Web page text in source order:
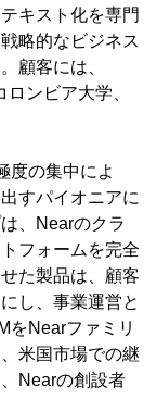
キスト化を専門
略的なビジネス
顧客には、
ンビア大学、
度の集中によ
すパイオニアに
、Nearのクラ
フォームを完全
た製品は、顧客
し、事業運営と
をNearファミリ
米国市場での継
Nearの創設者